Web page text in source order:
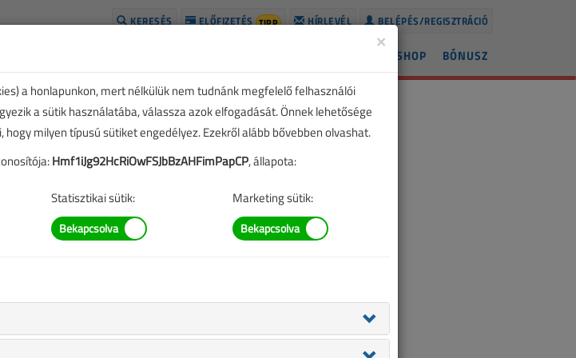
BELÉPÉS/REGISZTRÁCIÓ
HÍRLEVÉL
ELŐFIZETÉS TIPP
KERESÉS
BÓNUSZ
SHOP
×
a honlapunkon, mert nélkülük nem tudnánk megfelelő felhasználói
a sütik használatába, válassza azok elfogadását. Önnek lehetősége
milyen típusú sütiket engedélyez. Ezekről alább bővebben olvashat.
Hmf1iJg92HcRiOwFSJbBzAHFimPapCP, állapota:
Statisztikai sütik: Marketing sütik: